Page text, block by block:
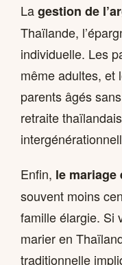
Lagestion de
Thaïlande,
individuelle. Les
même adultes, et
parents âgés
retraite
Enfin, le mariage
souvent moins
famille élargie. Si
marier en
traditionnelle